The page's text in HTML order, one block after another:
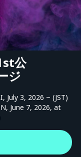
公
ジ
July 3, 2026 ~ (JST)
June 7, 2026, at